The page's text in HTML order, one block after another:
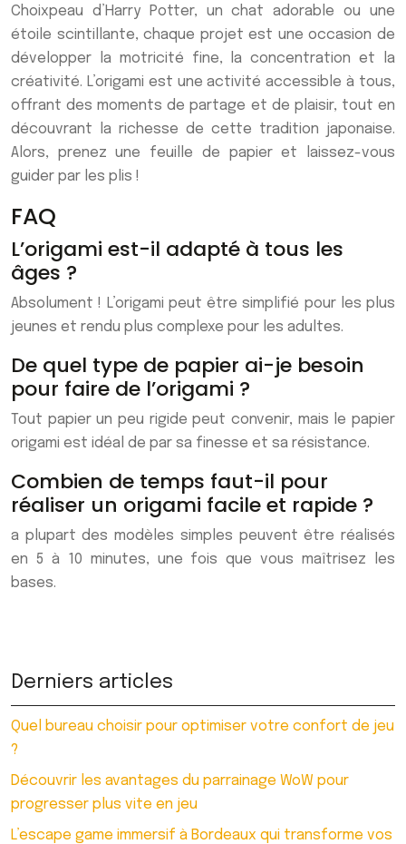
Choixpeau d’Harry Potter, un chat adorable ou une
étoile scintillante, chaque projet est une occasion de
développer la motricité fine, la concentration et la
créativité. L’origami est une activité accessible à tous,
offrant des moments de partage et de plaisir, tout en
découvrant la richesse de cette tradition japonaise.
Alors, prenez une feuille de papier et laissez-vous
guider par les plis !
FAQ
L’origami est-il adapté à tous les
âges ?
Absolument ! L’origami peut être simplifié pour les plus
jeunes et rendu plus complexe pour les adultes.
De quel type de papier ai-je besoin
pour faire de l’origami ?
Tout papier un peu rigide peut convenir, mais le papier
origami est idéal de par sa finesse et sa résistance.
Combien de temps faut-il pour
réaliser un origami facile et rapide ?
a plupart des modèles simples peuvent être réalisés
en 5 à 10 minutes, une fois que vous maîtrisez les
bases.
Derniers articles
Quel bureau choisir pour optimiser votre confort de jeu
?
Découvrir les avantages du parrainage WoW pour
progresser plus vite en jeu
L’escape game immersif à Bordeaux qui transforme vos